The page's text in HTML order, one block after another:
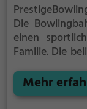
Die
einen
Familie. Die
Mehr